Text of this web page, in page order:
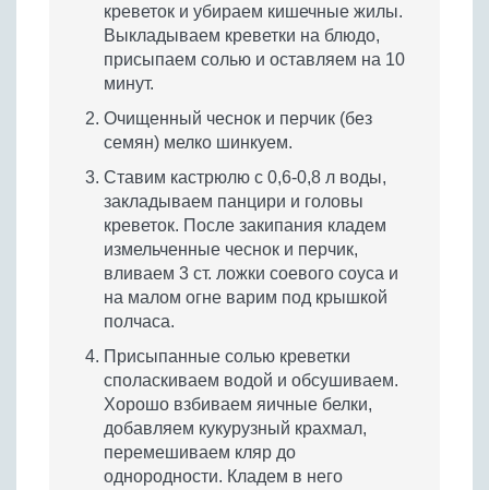
креветок и убираем кишечные жилы.
Выкладываем креветки на блюдо,
присыпаем солью и оставляем на 10
минут.
Очищенный чеснок и перчик (без
семян) мелко шинкуем.
Ставим кастрюлю с 0,6-0,8 л воды,
закладываем панцири и головы
креветок. После закипания кладем
измельченные чеснок и перчик,
вливаем 3 ст. ложки соевого соуса и
на малом огне варим под крышкой
полчаса.
Присыпанные солью креветки
споласкиваем водой и обсушиваем.
Хорошо взбиваем яичные белки,
добавляем кукурузный крахмал,
перемешиваем кляр до
однородности. Кладем в него